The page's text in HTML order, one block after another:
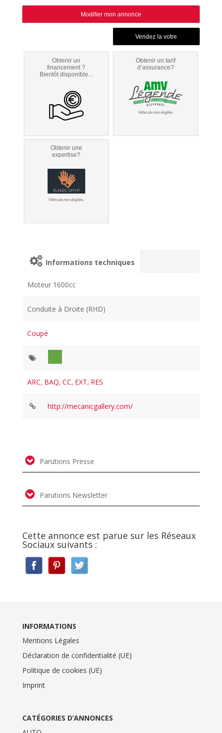
Modifier mon annonce
Obtenir un
financement ?
Bientôt disponible...
Obtenir un tarif
d’assurance?
Véhicule non éligible.
Obtenir une
expertise?
Véhicule non éligible.
Informations techniques
Moteur 1600cc
Conduite à Droite (RHD)
Coupé
ARC, BAQ, CC, EXT, RES
http://mecanicgallery.com/
Parutions Presse
Parutions Newsletter
Cette annonce est parue sur les Réseaux
Sociaux suivants :
INFORMATIONS
Mentions Légales
Déclaration de confidentialité (UE)
Politique de cookies (UE)
Imprint
CATÉGORIES D’ANNONCES